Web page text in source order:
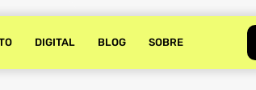
DIGITAL BLOG SOBRE